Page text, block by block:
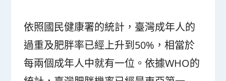
依照國民健康署的統計，臺灣成年人的
過重及肥胖率已經上升到50%，相當於
每兩個成年人中就有一位。依據WHO的